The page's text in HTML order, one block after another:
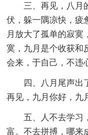
三、再见，八月
伏，躲一隅凉快，疲
月放大了孤单的寂寞
寞，九月是个收获和
会来，于自己，不违
四、八月尾声出
再见，九月你好，九
五、人不去学习
富。不去拼搏，哪来